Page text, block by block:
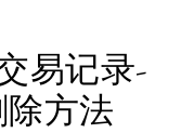
易记录-
方法